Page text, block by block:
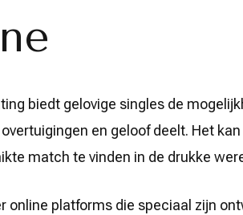
biedt gelovige singles de
en geloof deelt. Het
match te vinden in de drukke
online platforms die speciaal zijn